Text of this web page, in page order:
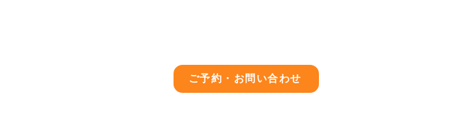
ご予約・お問い合わせ